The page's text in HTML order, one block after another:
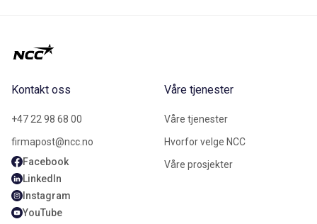
Kontakt oss
+47 22 98 68 00
firmapost@ncc.no
Facebook
LinkedIn
Instagram
YouTube
Våre tjenester
Våre tjenester
Hvorfor velge NCC
Våre prosjekter